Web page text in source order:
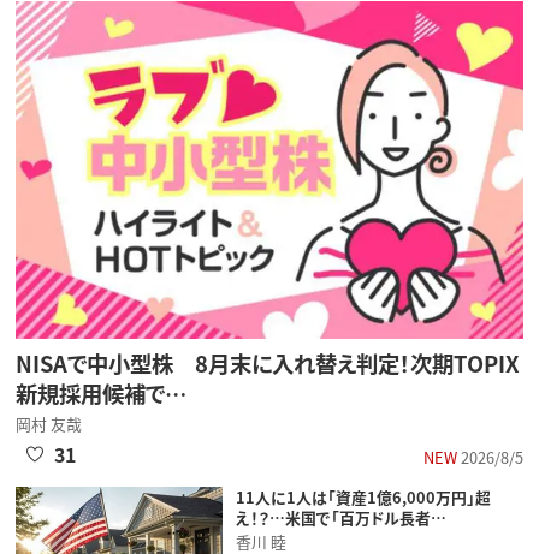
NISAで中小型株 8月末に入れ替え判定！次期TOPIX
新規採用候補で…
岡村 友哉
NEW2026/8/5
31
11人に1人は「資産1億6,000万円」超
え！？…米国で「百万ドル長者…
香川 睦